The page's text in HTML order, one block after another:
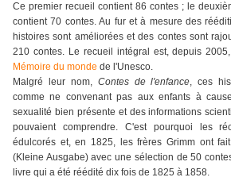
Ce premier recueil contient 86 contes ; le
contient 70 contes. Au fur et à mesure des
histoires sont améliorées et des contes sont
210 contes. Le recueil intégral est, depuis
Mémoire du monde de l'Unesco.
Malgré leur nom, Contes de l'enfance, ces
comme ne convenant pas aux enfants à
sexualité bien présente et des informations
pouvaient comprendre. C'est pourquoi les
édulcorés et, en 1825, les frères Grimm ont
(Kleine Ausgabe) avec une sélection de 50
livre qui a été réédité dix fois de 1825 à 1858.